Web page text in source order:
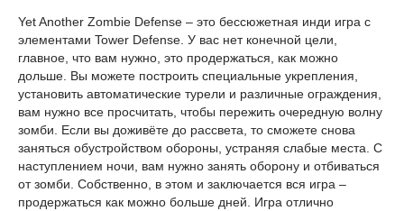
Yet Another Zombie Defense – это бессюжетная инди игра с
элементами Tower Defense. У вас нет конечной цели,
главное, что вам нужно, это продержаться, как можно
дольше. Вы можете построить специальные укрепления,
установить автоматические турели и различные ограждения,
вам нужно все просчитать, чтобы пережить очередную волну
зомби. Если вы доживёте до рассвета, то сможете снова
заняться обустройством обороны, устраняя слабые места. С
наступлением ночи, вам нужно занять оборону и отбиваться
от зомби. Собственно, в этом и заключается вся игра –
продержаться как можно больше дней. Игра отлично